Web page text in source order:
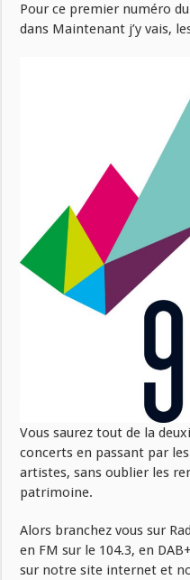
Pour ce premier numéro
dans Maintenant j’y vais,
Vous saurez tout de la
concerts en passant par
artistes, sans oublier les
patrimoine.
Alors branchez vous sur
en FM sur le 104.3, en
sur notre site internet et